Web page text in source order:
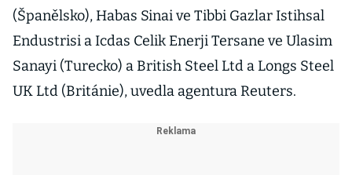
(Španělsko), Habas Sinai ve Tibbi Gazlar Istihsal
Endustrisi a Icdas Celik Enerji Tersane ve Ulasim
Sanayi (Turecko) a British Steel Ltd a Longs Steel
UK Ltd (Británie), uvedla agentura Reuters.